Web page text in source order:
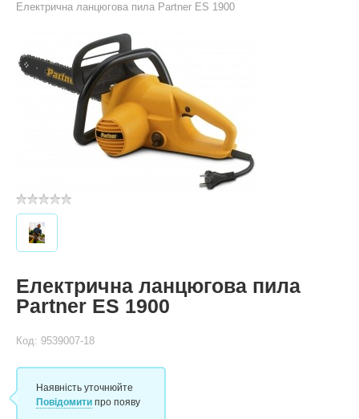
Електрична ланцюгова пила Partner ES 1900
Електрична ланцюгова пила
Partner ES 1900
Код: 9539007-18
Наявність уточнюйте
Повідомити про появу